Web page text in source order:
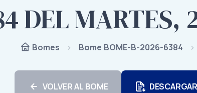
DEL MARTES,
Bomes Bome BOME-B-2026-6384
VOLVER AL BOME